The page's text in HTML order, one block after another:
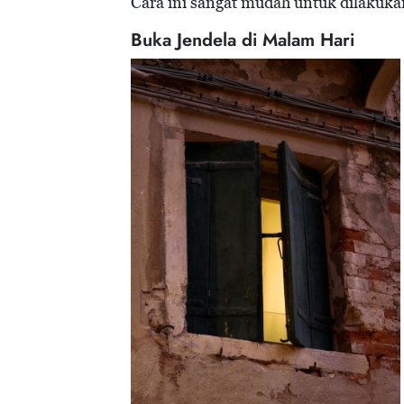
Buka Jendela di Malam Hari